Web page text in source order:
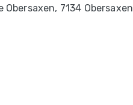
7134 Obersaxen